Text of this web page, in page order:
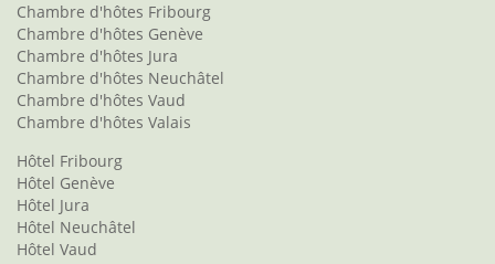
Chambre d'hôtes Fribourg
Chambre d'hôtes Genève
Chambre d'hôtes Jura
Chambre d'hôtes Neuchâtel
Chambre d'hôtes Vaud
Chambre d'hôtes Valais
Hôtel Fribourg
Hôtel Genève
Hôtel Jura
Hôtel Neuchâtel
Hôtel Vaud